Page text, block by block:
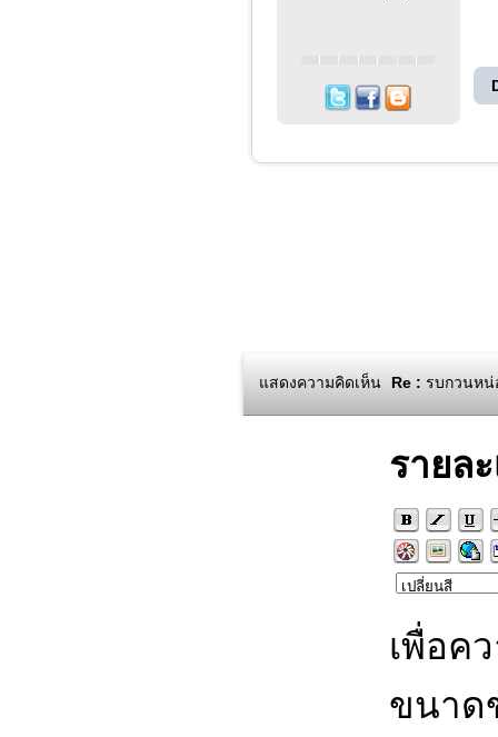
แสดงความคิดเห็น Re : รบกวนหน่
รายล
เพื่อค
ขนาด